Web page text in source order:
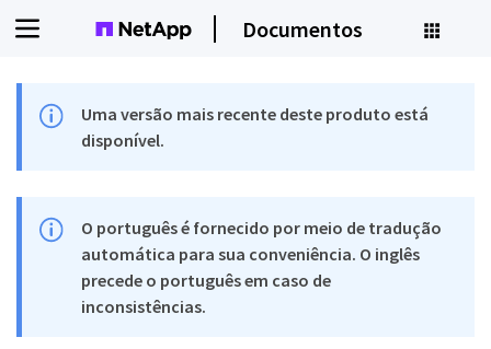
Documentos
Uma versão mais recente deste produto está
disponível.
O português é fornecido por meio de tradução
automática para sua conveniência. O inglês
precede o português em caso de
inconsistências.